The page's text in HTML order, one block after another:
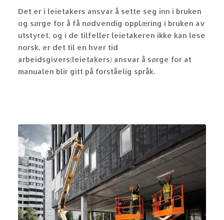
Det er i leietakers ansvar å sette seg inn i bruken
og sørge for å få nødvendig opplæring i bruken av
utstyret, og i de tilfeller leietakeren ikke kan lese
norsk, er det til en hver tid
arbeidsgivers(leietakers) ansvar å sørge for at
manualen blir gitt på forståelig språk.